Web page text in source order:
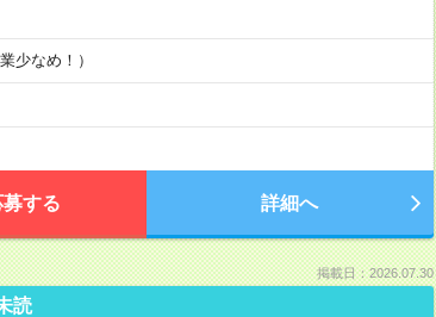
少なめ！）
募する 詳細へ
掲載日：2026.07.30
読